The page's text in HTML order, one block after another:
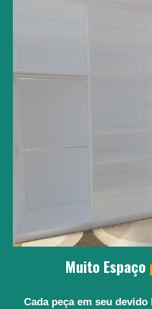
Muito Espaço
Cada peça em seu